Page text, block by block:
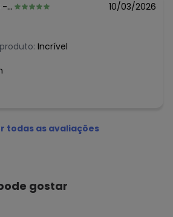
10/03/2026
Incrível
todas as avaliações
gostar